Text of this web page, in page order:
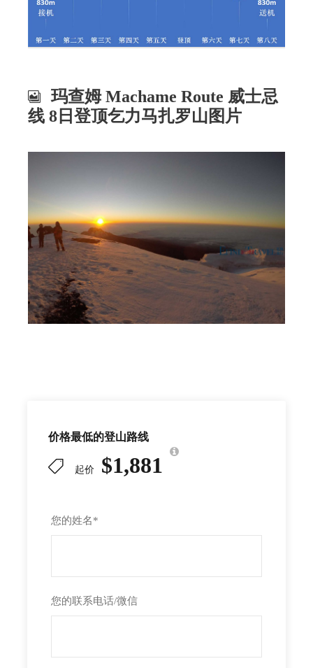
价格最低的登山路线
起价 $1,881
您的姓名*
您的联系电话/微信
玛查姆 Machame Route 威士忌
线 8日登顶乞力马扎罗山图片